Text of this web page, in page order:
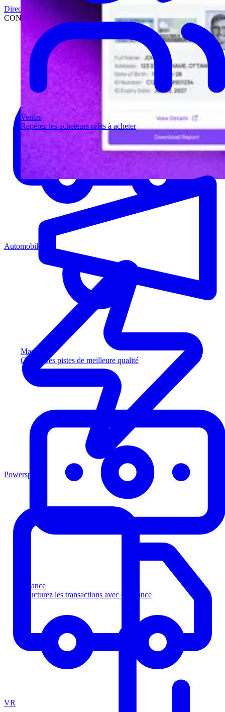
Ventes
Repérez les acheteurs prêts à acheter
Marketing
Captez des pistes de meilleure qualité
Finance
Structurez les transactions avec confiance
Direction
CONCESSIONNAIRES
Automobile
Powersports
VR